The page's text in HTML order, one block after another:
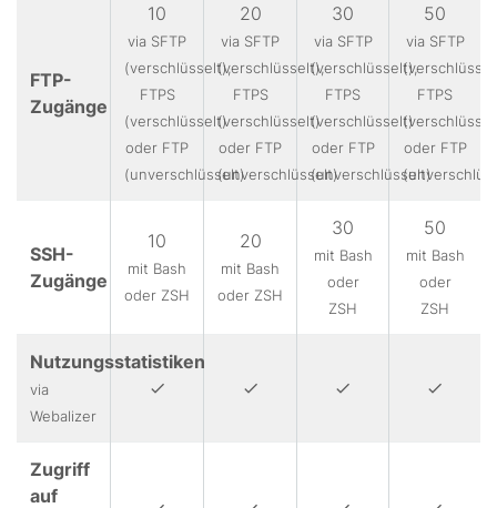
FTP-
Zugänge
10
via SFTP
(verschlüsselt),
FTPS
(verschlüsselt)
oder FTP
(unverschlüsselt)
20
via SFTP
(verschlüsselt),
FTPS
(verschlüsselt)
oder FTP
(unverschlüsselt)
30
via SFTP
(verschlüsselt),
FTPS
(verschlüsselt)
oder FTP
(unverschlüsselt)
50
via SFTP
FTPS
oder FTP
SSH-
Zugänge
10
mit Bash
oder ZSH
20
mit Bash
oder ZSH
30
mit Bash
oder
ZSH
50
mit Bash
oder
ZSH
Nutzungsstatistiken
via
Webalizer
Zugriff
auf